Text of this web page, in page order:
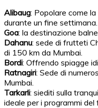
Alibaug: Popolare come
durante un fine settimana.
Goa: la destinazione
Dahanu: sede di frutteti
di 150 km da Mumbai.
Bordi: Offrendo spiagge
Ratnagiri: Sede di
Mumbai.
Tarkarli: siediti sulla
ideale per i programmi